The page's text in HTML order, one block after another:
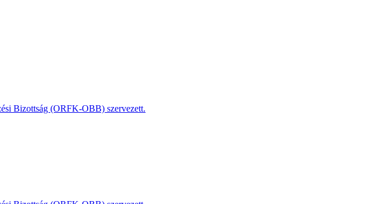
Bizottság (ORFK-OBB) szervezett.